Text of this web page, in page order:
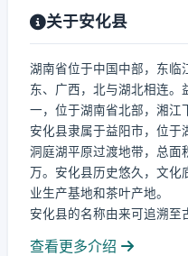
关于安化县
湖南省位于中国中部，东临
东、广西，北与湖北相连。
一，位于湖南省北部，湘江
安化县隶属于益阳市，位于
洞庭湖平原过渡地带，总
万。安化县历史悠久，文化
业生产基地和茶叶产地。
安化县的名称由来可追溯至
查看更多介绍